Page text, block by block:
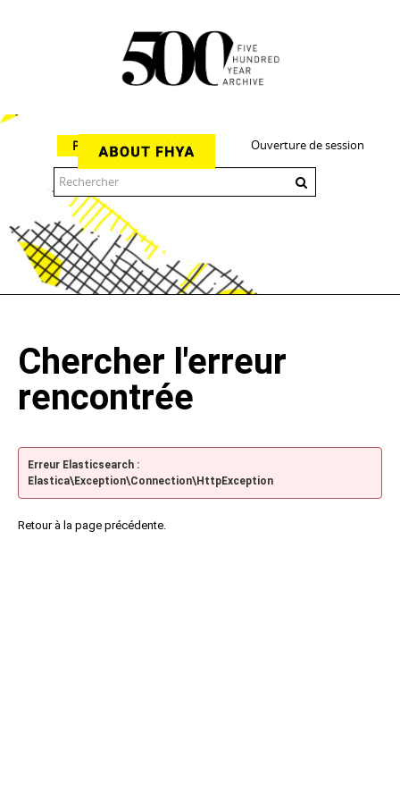
Ouverture de session
Parcourir
Chercher l'erreur
rencontrée
Erreur Elasticsearch :
Elastica\Exception\Connection\HttpException
Retour à la page précédente.